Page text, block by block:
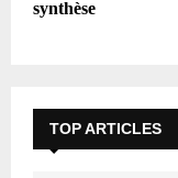
synthèse
TOP ARTICLES